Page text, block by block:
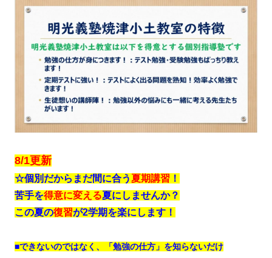
8/1更新
☆個別だからまだ間に合う夏期講習 ！
苦手を得意に変える夏にしませんか？
この夏の復習が2学期を楽にします！
■できないのではなく、「勉強の仕方」を知らないだけ